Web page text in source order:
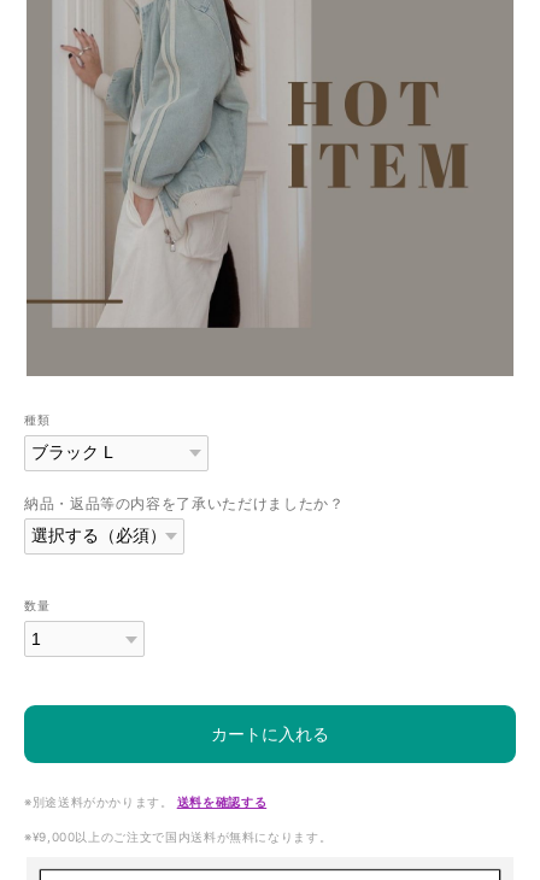
種類
納品・返品等の内容を了承いただけましたか？
数量
カートに入れる
※別途送料がかかります。 送料を確認する
※¥9,000以上のご注文で国内送料が無料になります。